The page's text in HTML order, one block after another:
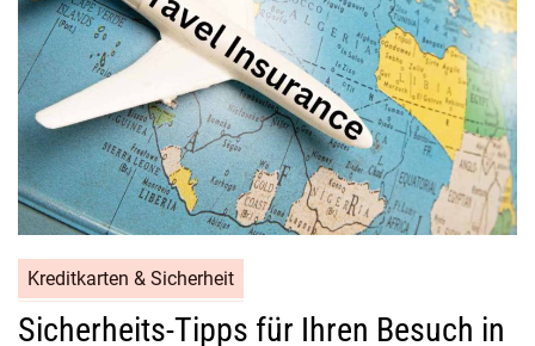
Kreditkarten & Sicherheit
Sicherheits-Tipps für Ihren Besuch in